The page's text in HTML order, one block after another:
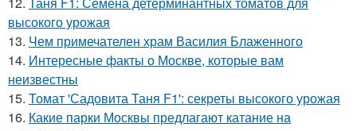
высокого урожая
13. Чем примечателен храм Василия Блаженного
14. Интересные факты о Москве, которые вам
неизвестны
15. Томат 'Садовита Таня F1': секреты высокого урожая
16. Какие парки Москвы предлагают катание на